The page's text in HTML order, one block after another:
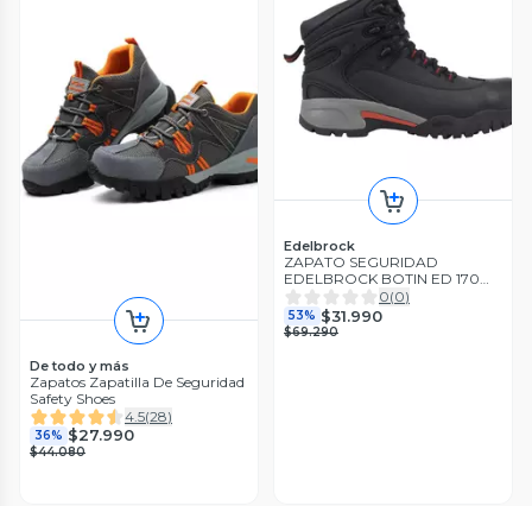
De todo y más
Zapatos Zapatilla De Seguridad
Safety Shoes
4.5(28)
36% $27.990
$44.080
Edelbrock
ZAPATO SEGURIDAD
EDELBROCK BOTIN ED 170
NEGRO
0(0)
53% $31.990
$69.290